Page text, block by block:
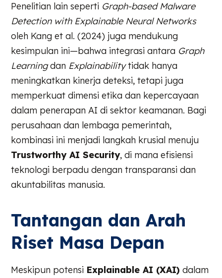
Penelitian lain seperti Graph-based Malware
Detection with Explainable Neural Networks
oleh Kang et al. (2024) juga mendukung
kesimpulan ini—bahwa integrasi antara Graph
Learningdan Explainabilitytidak hanya
meningkatkan kinerja deteksi, tetapi juga
memperkuat dimensi etika dan kepercayaan
dalam penerapan AI di sektor keamanan. Bagi
perusahaan dan lembaga pemerintah,
kombinasi ini menjadi langkah krusial menuju
Trustworthy AI Security, di mana efisiensi
teknologi berpadu dengan transparansi dan
akuntabilitas manusia.
Tantangan dan Arah
Riset Masa Depan
Meskipun potensi Explainable AI (XAI) dalam